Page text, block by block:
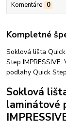
Komentáre 0
Kompletné
Soklová lišta
Step
podlahy Quick
Soklová
laminátové